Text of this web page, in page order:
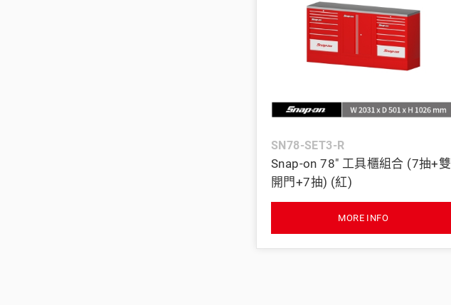
SN78-SET3-R
Snap-on 78" 工具櫃組合 (7抽+雙
開門+7抽) (紅)
MORE INFO